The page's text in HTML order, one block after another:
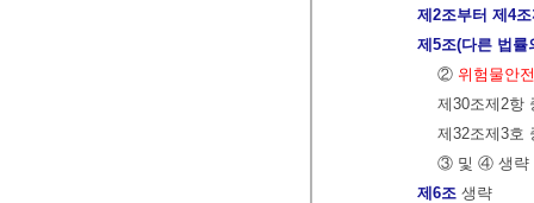
제2조부터 제4
제5조(다른 법률
② 위험물안
제30조제2항
제32조제3호
③ 및 ④ 생략
제6조 생략